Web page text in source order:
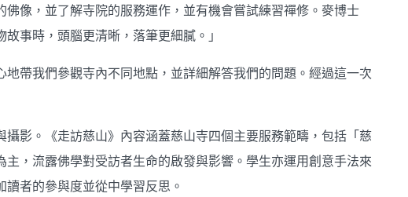
像，並了解寺院的服務運作，並有機會嘗試練習禪修。麥博士
事時，頭腦更清晰，落筆更細膩。」
帶我們參觀寺內不同地點，並詳細解答我們的問題。經過這一次
影。《走訪慈山》內容涵蓋慈山寺四個主要服務範疇，包括「慈
，流露佛學對受訪者生命的啟發與影響。學生亦運用創意手法來
者的參與度並從中學習反思。